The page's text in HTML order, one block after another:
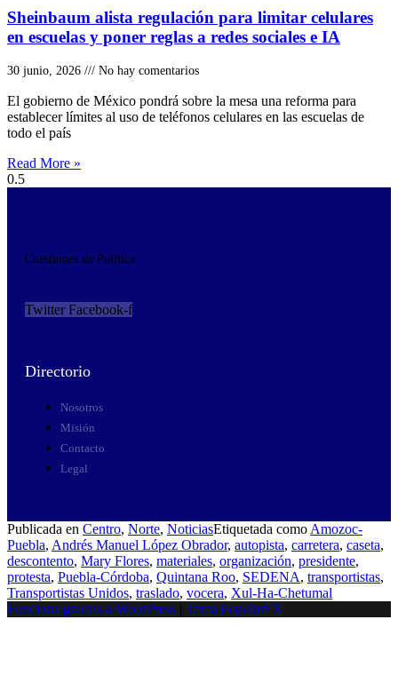
Sheinbaum alista regulación para limitar celulares
en escuelas y poner reglas a redes sociales e IA
30 junio, 2026 No hay comentarios
El gobierno de México pondrá sobre la mesa una reforma para
establecer límites al uso de teléfonos celulares en las escuelas de
todo el país
Read More »
Cuestiones de Política
Twitter Facebook-f
Directorio
Nosotros
Misión
Contacto
Legal
Publicada en Centro, Norte, NoticiasEtiquetada comoAmozoc-
Puebla, Andrés Manuel López Obrador, autopista, carretera, caseta,
descontento, Mary Flores, materiales, organización, presidente,
protesta, Puebla-Córdoba, Quintana Roo, SEDENA, transportistas,
Transportistas Unidos, traslado, vocera, Xul-Ha-Chetumal
Funciona gracias a WordPress
Tema PopularFX